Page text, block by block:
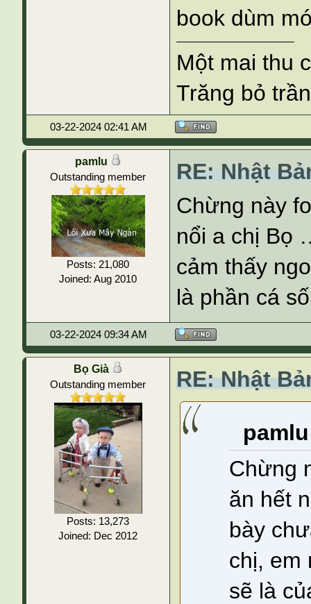
book dùm
Một mai thu
Trăng bỏ
03-22-2024 02:41 AM
pamlu
Outstanding member
Posts: 21,080
Joined: Aug 2010
RE: Nhật
Chừng này
nổi a chị Bọ
cảm thấy
là phần cá
03-22-2024 09:34 AM
Bọ Già
Outstanding member
Posts: 13,273
Joined: Dec 2012
RE: Nhật
Chừng
ăn hết
bày
chị, em
sẽ là